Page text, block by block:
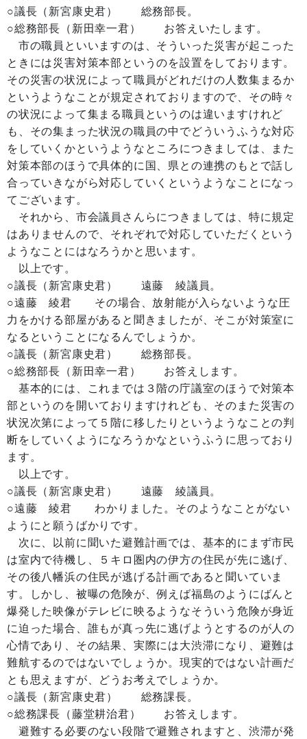
○議長（新宮康史君） 総務部長。
○総務部長（新田幸一君） お答えいたします。
市の職員といいますのは、そういった災害が起こった
ときには災害対策本部というのを設置をしております。
その災害の状況によって職員がどれだけの人数集まるか
というようなことが規定されておりますので、その時々
の状況によって集まる職員というのは違いますけれど
も、その集まった状況の職員の中でどういうふうな対応
をしていくかというようなところにつきましては、また
対策本部のほうで具体的に国、県との連携のもとで話し
合っていきながら対応していくというようなことになっ
てございます。
それから、市会議員さんらにつきましては、特に規定
はありませんので、それぞれで対応していただくという
ようなことにはなろうかと思います。
以上です。
○議長（新宮康史君） 遠藤 綾議員。
○遠藤 綾君 その場合、放射能が入らないような圧
力をかける部屋があると聞きましたが、そこが対策室に
なるということになるんでしょうか。
○議長（新宮康史君） 総務部長。
○総務部長（新田幸一君） お答えします。
基本的には、これまでは３階の庁議室のほうで対策本
部というのを開いておりますけれども、そのまた災害の
状況次第によって５階に移したりというようなことの判
断をしていくようになろうかなというふうに思っており
ます。
以上です。
○議長（新宮康史君） 遠藤 綾議員。
○遠藤 綾君 わかりました。そのようなことがない
ようにと願うばかりです。
次に、以前に聞いた避難計画では、基本的にまず市民
は室内で待機し、５キロ圏内の伊方の住民が先に逃げ、
その後八幡浜の住民が逃げる計画であると聞いていま
す。しかし、被曝の危険が、例えば福島のようにばんと
爆発した映像がテレビに映るようなそういう危険が身近
に迫った場合、誰もが真っ先に逃げようとするのが人の
心情であり、その結果、実際には大渋滞になり、避難は
難航するのではないでしょうか。現実的ではない計画だ
とも思えますが、どうお考えでしょうか。
○議長（新宮康史君） 総務課長。
○総務課長（藤堂耕治君） お答えします。
避難する必要のない段階で避難されますと、渋滞が発